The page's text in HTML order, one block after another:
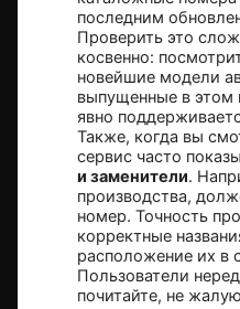
последним
Проверить это
косвенно:
новейшие модели
выпущенные в этом
явно
Также, когда вы
сервис часто
и заменители.
производства,
номер. Точность
корректные
расположение их в
Пользователи
почитайте, не